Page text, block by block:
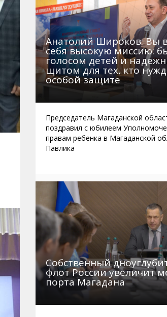
Анатолий Широков: Вы
себя высокую миссию:
голосом детей и
щитом для тех, кто
особой защите
Председатель Магаданской
поздравил с юбилеем
правам ребенка в Магаданской
Павлика
Собственный
флот России увеличит
порта Магадана